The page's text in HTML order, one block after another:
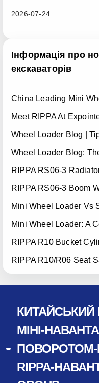
2026-07-24
Інформація про
екскаваторів
КИТАЙСЬКИЙ
МІНІ-
RIPPA-